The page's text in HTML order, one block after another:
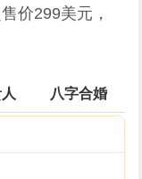
价299美元，
八字合婚